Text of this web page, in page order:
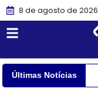
8 de agosto de 2026
Últimas Notícias